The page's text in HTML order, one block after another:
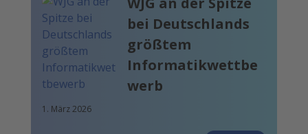
bei Deutschlands
größtem
Informatikwettbe
werb
1. März 2026